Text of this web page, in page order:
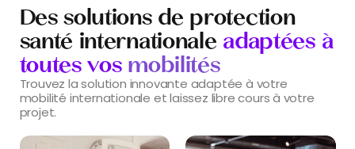
Des solutions de protection
santé internationale adaptées à
toutes vos mobilités
Trouvez la solution innovante adaptée à votre
mobilité internationale et laissez libre cours à votre
projet.